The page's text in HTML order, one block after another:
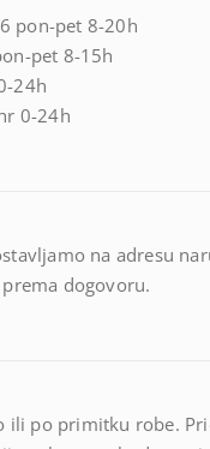
pon-pet 8-20h
pet 8-15h
24h
0-24h
na adresu
dogovoru.
ili po primitku robe.